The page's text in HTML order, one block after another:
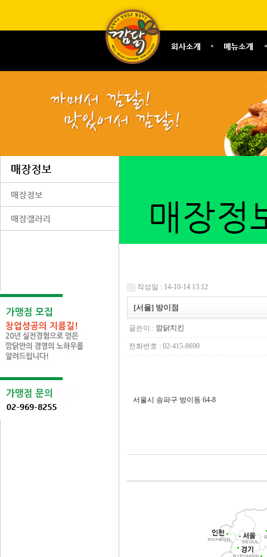
작성일 : 14-10-14 13:12
[서울] 방이점
글쓴이 : 깜닭치킨
전화번호 : 02-415-8690
서울시 송파구 방이동 64-8